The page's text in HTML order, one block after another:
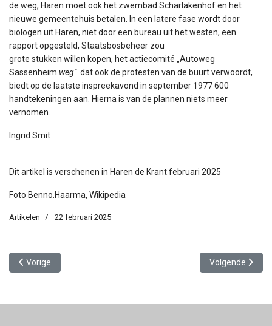
de weg, Haren moet ook het zwembad Scharlakenhof en het
nieuwe gemeentehuis betalen. In een latere fase wordt door
biologen uit Haren, niet door een bureau uit het westen, een
rapport opgesteld, Staatsbosbeheer zou
grote stukken willen kopen, het actiecomité „Autoweg
Sassenheim weg" dat ook de protesten van de buurt verwoordt,
biedt op de laatste inspreekavond in september 1977 600
handtekeningen aan. Hierna is van de plannen niets meer
vernomen.
Ingrid Smit
Dit artikel is verschenen in Haren de Krant februari 2025
Foto Benno.Haarma, Wikipedia
Artikelen 22 februari 2025
Vorig artikel: Shell tankstation Rijksstraatweg
Vorige Volgende
Volgende